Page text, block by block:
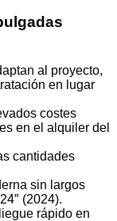
al proyecto,
en lugar
costes
en el alquiler del
cantidades
sin largos
(2024).
rápido en